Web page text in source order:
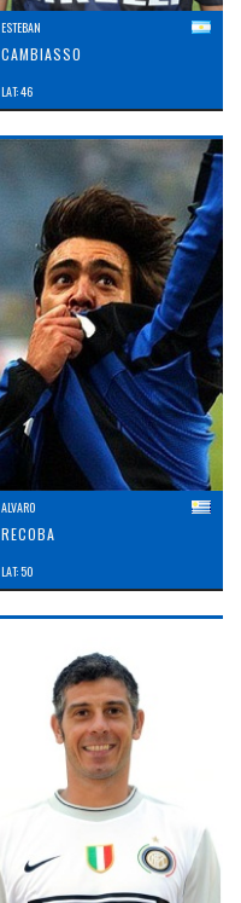
ESTEBAN
CAMBIASSO
LAT: 46
ALVARO
RECOBA
LAT: 50